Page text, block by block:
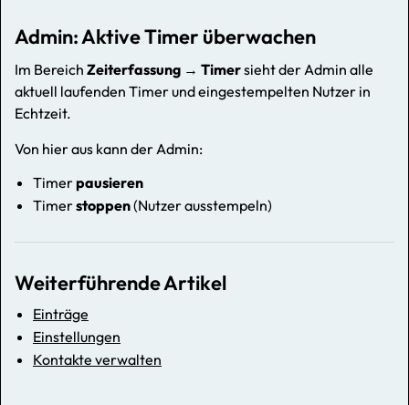
Admin: Aktive Timer überwachen
Im Bereich Zeiterfassung → Timersieht der Admin alle
aktuell laufenden Timer und eingestempelten Nutzer in
Echtzeit.
Von hier aus kann der Admin:
Timerpausieren
Timerstoppen(Nutzer ausstempeln)
Weiterführende Artikel
Einträge
Einstellungen
Kontakte verwalten